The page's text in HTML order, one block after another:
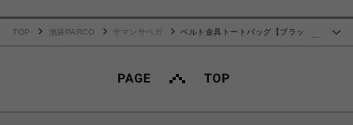
TOP 池袋PARCO サマンサベガ
ベルト金具トートバッグ【ブラッ